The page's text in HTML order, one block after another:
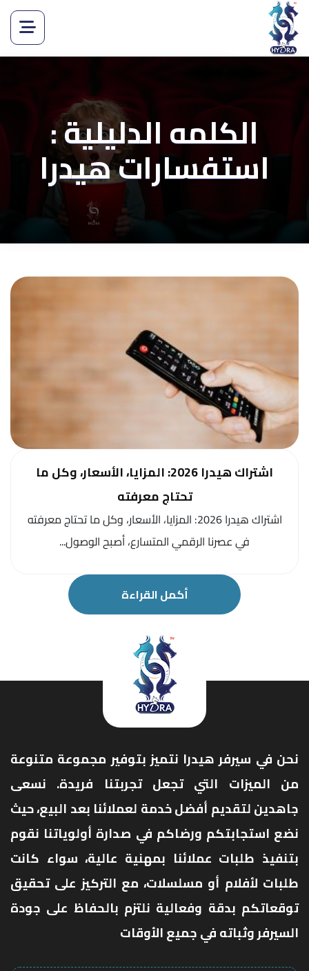
الكلمه الدليلية :
استفسارات هيدرا
اشتراك هيدرا 2026: المزايا، الأسعار، وكل ما
تحتاج معرفته
اشتراك هيدرا 2026: المزايا، الأسعار، وكل ما تحتاج معرفته
في عصرنا الرقمي المتسارع، أصبح الوصول...
أكمل القراءة
نحن في سيرفر هيدرا نتميز بتوفير مجموعة متنوعة
من الميزات التي تجعل تجربتنا فريدة. نسعى
جاهدين لتقديم أفضل خدمة لعملائنا بعد البيع، حيث
نضع استجابتكم ورضاكم في صدارة أولوياتنا نقوم
بتنفيذ طلبات عملائنا بمهنية عالية، سواء كانت
طلبات لأفلام أو مسلسلات، مع التركيز على تحقيق
توقعاتكم بدقة وفعالية نلتزم بالحفاظ على جودة
السيرفر وثباته في جميع الأوقات